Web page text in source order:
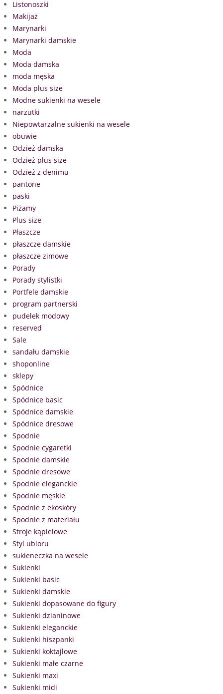
Listonoszki
Makijaż
Marynarki
Marynarki damskie
Moda
Moda damska
moda męska
Moda plus size
Modne sukienki na wesele
narzutki
Niepowtarzalne sukienki na wesele
obuwie
Odzież damska
Odzież plus size
Odzież z denimu
pantone
paski
Piżamy
Plus size
Płaszcze
płaszcze damskie
płaszcze zimowe
Porady
Porady stylistki
Portfele damskie
program partnerski
pudelek modowy
reserved
Sale
sandału damskie
shoponline
sklepy
Spódnice
Spódnice basic
Spódnice damskie
Spódnice dresowe
Spodnie
Spodnie cygaretki
Spodnie damskie
Spodnie dresowe
Spodnie eleganckie
Spodnie męskie
Spodnie z ekoskóry
Spodnie z materiału
Stroje kąpielowe
Styl ubioru
sukieneczka na wesele
Sukienki
Sukienki basic
Sukienki damskie
Sukienki dopasowane do figury
Sukienki dzianinowe
Sukienki eleganckie
Sukienki hiszpanki
Sukienki koktajlowe
Sukienki małe czarne
Sukienki maxi
Sukienki midi